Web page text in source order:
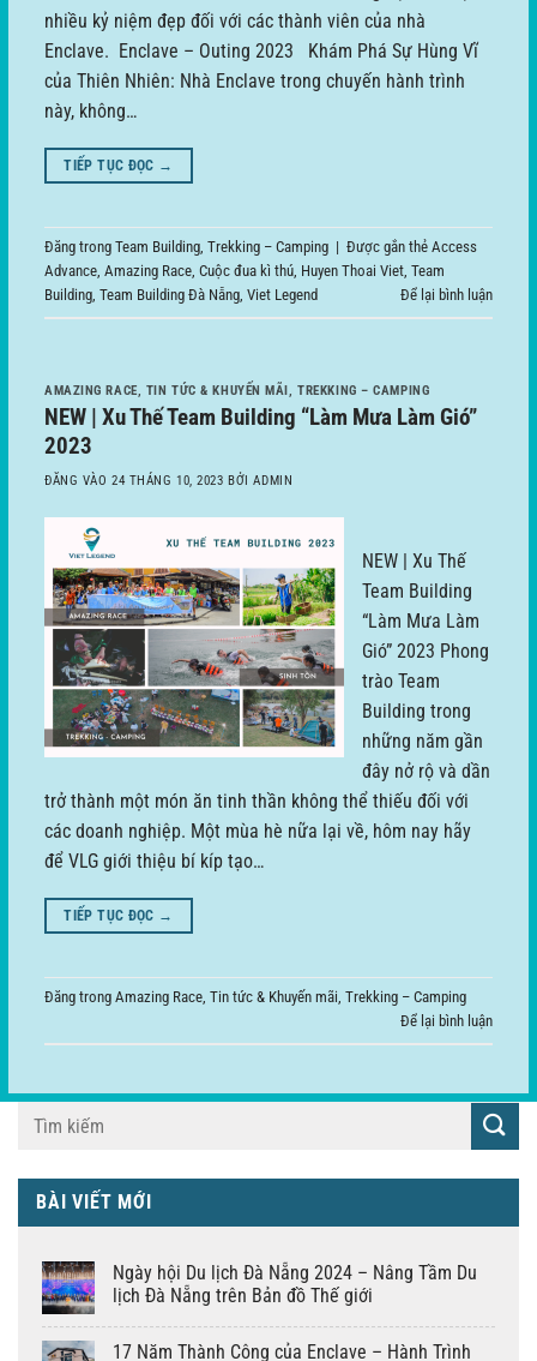
BÀI VIẾT MỚI
Ngày hội Du lịch Đà Nẵng 2024 – Nâng Tầm Du
lịch Đà Nẵng trên Bản đồ Thế giới
17 Năm Thành Công của Enclave – Hành Trình
nhiều kỷ niệm đẹp đối với các thành viên của nhà
Enclave. Enclave – Outing 2023 Khám Phá Sự Hùng Vĩ
của Thiên Nhiên: Nhà Enclave trong chuyến hành trình
này, không…
TIẾP TỤC ĐỌC →
Đăng trong Team Building, Trekking – Camping | Được gắn thẻ Access
Advance, Amazing Race, Cuộc đua kì thú, Huyen Thoai Viet, Team
Building, Team Building Đà Nẵng, Viet Legend Để lại bình luận
AMAZING RACE, TIN TỨC & KHUYẾN MÃI,TREKKING – CAMPING
NEW | Xu Thế Team Building “Làm Mưa Làm Gió”
2023
ĐĂNG VÀO24 THÁNG 10, 2023 BỞIADMIN
NEW | Xu Thế
Team Building
“Làm Mưa Làm
Gió” 2023 Phong
trào Team
Building trong
những năm gần
đây nở rộ và dần
trở thành một món ăn tinh thần không thể thiếu đối với
các doanh nghiệp. Một mùa hè nữa lại về, hôm nay hãy
để VLG giới thiệu bí kíp tạo…
TIẾP TỤC ĐỌC →
Đăng trong Amazing Race, Tin tức & Khuyến mãi, Trekking – Camping
Để lại bình luận